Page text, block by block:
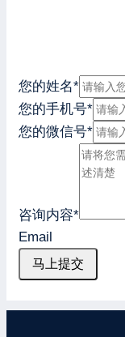
您的姓名*
您的手机号*
您的微信号*
咨询内容*
Email
马上提交